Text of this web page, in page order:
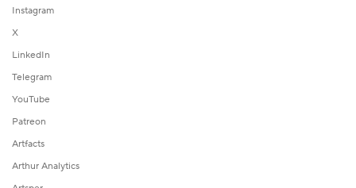
Instagram
X
LinkedIn
Telegram
YouTube
Patreon
Artfacts
Arthur Analytics